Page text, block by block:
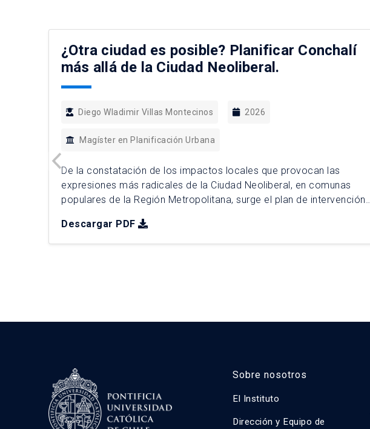
¿Otra ciudad es posible? Planificar Conchalí
más allá de la Ciudad Neoliberal.
Diego Wladimir Villas Montecinos 2026
Magíster en Planificación Urbana
De la constatación de los impactos locales que provocan las
expresiones más radicales de la Ciudad Neoliberal, en comunas
populares de la Región Metropolitana, surge el plan de intervención
planificación integral para la comuna de Conchalí. Para ello, se
distinguen 4 Factores Críticos de Decisión […]
Descargar PDF
Sobre nosotros
El Instituto
Dirección y Equipo de